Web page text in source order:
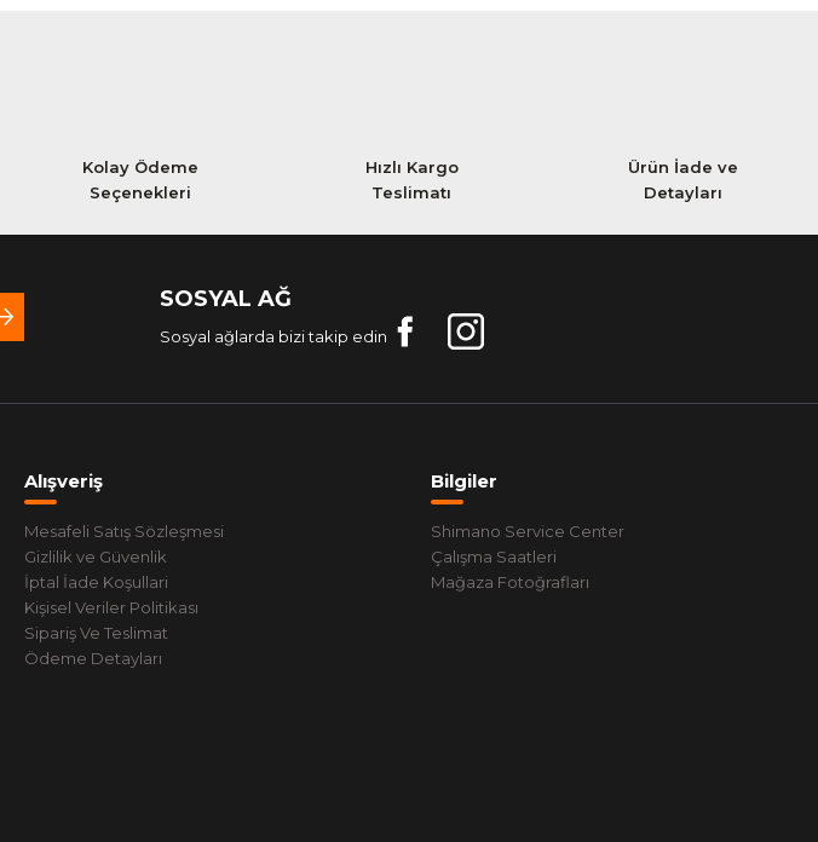
Kolay Ödeme
Seçenekleri
Hızlı Kargo
Teslimatı
Ürün İade ve
Detayları
SOSYAL AĞ
Sosyal ağlarda bizi takip edin
Alışveriş
Mesafeli Satış Sözleşmesi
Gizlilik ve Güvenlik
İptal İade Koşullari
Kişisel Veriler Politikası
Sipariş Ve Teslimat
Ödeme Detayları
Bilgiler
Shimano Service Center
Çalışma Saatleri
Mağaza Fotoğrafları